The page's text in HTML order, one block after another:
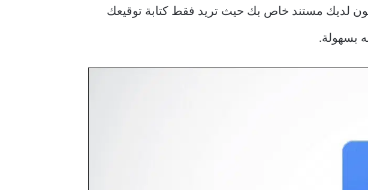
لديك مستند خاص بك حيث تريد فقط كتابة توقيعك